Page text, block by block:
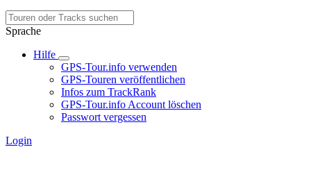
Sprache
Hilfe
GPS-Tour.info verwenden
GPS-Touren veröffentlichen
Infos zum TrackRank
GPS-Tour.info Account löschen
Passwort vergessen
Login